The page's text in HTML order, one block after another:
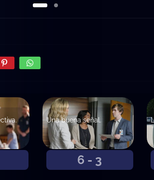
6 - 3
Una buena señal.